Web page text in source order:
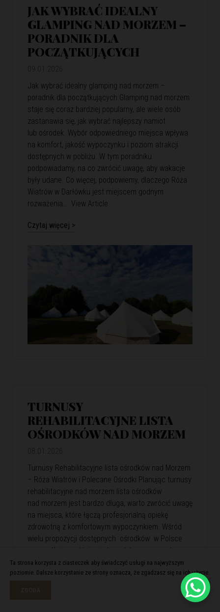
JAK WYBRAĆ IDEALNY
GLAMPING NAD MORZEM –
PORADNIK DLA
POCZĄTKUJĄCYCH
Jak wybrać idealny glamping nad morzem –
poradnik dla początkujących Glamping nad morzem
staje się coraz bardziej popularny, ale wiele osób
zastanawia się, jak wybrać najlepszy namiot
lub ośrodek. Wybór odpowiedniego miejsca wpływa
na komfort, jakość wypoczynku i poziom atrakcji
dostępnych w pobliżu. W tym poradniku
podpowiadamy, na co zwrócić uwagę, aby wakacje
były udane. Co więcej, podpowiemy, dlaczego Róża
Wiatrów w Darłówku jest miejscem godnym
rozważenia…. View Article
Czytaj więcej >
TURNUSY
REHABILITACYJNE LISTA
OŚRODKÓW NAD MORZEM
Turnusy Rehabilitacyjne lista ośrodków nad Morzem
– Róża Wiatrów i Polecane Ośrodki Planując turnusy
rehabilitacyjne nad morzem lista ośrodków
nad morzem jest bardzo długa, warto zwrócić uwagę
na miejsca, które łączą profesjonalną opiekę
zdrowotną z komfortowym wypoczynkiem. Wśród
wielu propozycji dostępnych ośrodków w Polsce
szczególnie wyróżnia się kompleks wypoczynkowy
Róża Wiatrów. Oferuje skuteczną rehabilitację
i relaks w malowniczej nadmorskiej scenerii. Róża
Ta strona korzysta z ciasteczek aby świadczyć usługi na najwyższym
poziomie. Dalsze korzystanie ze strony oznacza, że zgadzasz się na ich użycie.